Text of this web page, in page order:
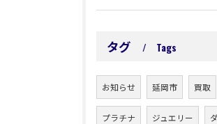
タグ Tags
お知らせ 延岡市 買取
プラチナ ジュエリー